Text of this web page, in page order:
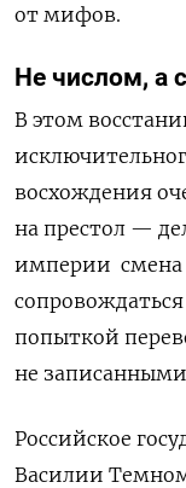
от мифов.
Не числом, а
В этом
восхождения
на престол —
империи
попыткой
не
Российское
Василии